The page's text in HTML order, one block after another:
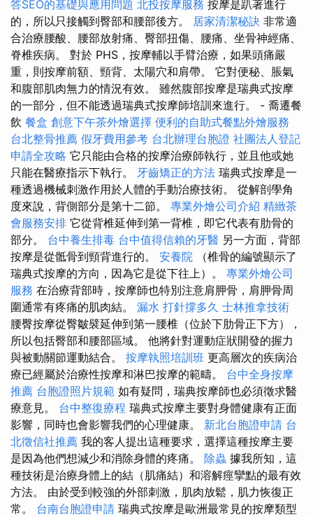
答SEO的基礎與應用問題 北投按摩服務 按摩是趴著進行
的，所以只接觸到臀部和腰部後方。 居家清潔秘訣 非常適
合治療腰酸、腰部放射痛、臀部扭傷、腰痛、坐骨神經痛、
脊椎疾病。 對於 PHS，按摩輔以手臂治療，如果頭痛嚴
重，則按摩前額、頸背、太陽穴和肩帶。 它對便秘、脹氣
和腹部肌肉無力的情況有效。 雖然腹部按摩是瑞典式按摩
的一部分，但不能透過瑞典式按摩師培訓來進行。 - 喬遷餐
飲 餐盒 創意下午茶外燴選擇 便利的自助式餐點外燴服務
台北整骨推薦 假牙費用參考 台北辦理台胞證 社團法人登記
申請全攻略 它只能由合格的按摩治療師執行，並且他或她
只能在醫療指示下執行。 牙齒矯正的方法 瑞典式按摩是一
種透過機械刺激作用於人體的手動治療技術。 從解剖學角
度來說，背側部分是第十二節。 專業外燴公司介紹 精緻茶
會服務安排 它從背椎延伸到第一背椎，即它代表有肋骨的
部分。 台中養生排毒 台中值得信賴的牙醫 另一方面，背部
按摩是從骶骨到頸背進行的。 安養院 （椎骨的編號顯示了
瑞典式按摩的方向，因為它是從下往上）。 專業外燴公司
服務 在治療背部時，按摩師也特別注意肩胛骨，肩胛骨周
圍通常有疼痛的肌肉結。 漏水 打針撐多久 士林推拿技術
腰臀按摩從臀皺襞延伸到第一腰椎（位於下肋骨正下方），
所以包括臀部和腰部區域。 他將針對運動症狀開發的握力
與被動關節運動結合。 按摩執照培訓班 更高層次的疾病治
療已經屬於治療性按摩和淋巴按摩的範疇。 台中全身按摩
推薦 台胞證照片規範 如有疑問，瑞典按摩師也必須徵求醫
療意見。 台中整復療程 瑞典式按摩主要對身體健康有正面
影響，同時也會影響我們的心理健康。 新北台胞證申請 台
北徵信社推薦 我的客人提出這種要求，選擇這種按摩主要
是因為他們想減少和消除身體的疼痛。 除蟲 據我所知，這
種技術是治療身體上的結（肌痛結）和溶解痙攣點的最有效
方法。 由於受到較強的外部刺激，肌肉放鬆，肌力恢復正
常。 台南台胞證申請 瑞典式按摩是歐洲最常見的按摩類型